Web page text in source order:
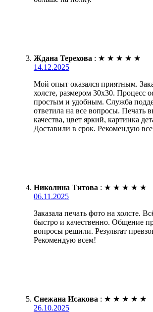
Ждана Терехова : ★ ★ ★ ★ ★
14.12.2025
Мой опыт оказался приятным.
холсте, размером 30х30. Процесс
простым и удобным. Служба
ответила на все вопросы. Печать
качества, цвет яркий, картинка
Доставили в срок. Рекомендую
Николина Титова : ★ ★ ★ ★ ★
06.11.2025
Заказала печать фото на холсте.
быстро и качественно. Общение
вопросы решили. Результат
Рекомендую всем!
Снежана Исакова : ★ ★ ★ ★ ★
26.10.2025